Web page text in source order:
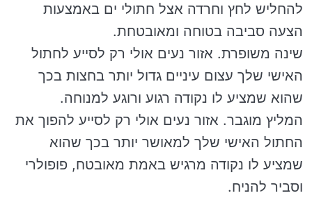
להחליש לחץ וחרדה אצל חתולי ים באמצעות
הצעה סביבה בטוחה ומאובטחת.
שינה משופרת. אזור נעים אולי רק לסייע לחתול
האישי שלך עצום עיניים גדול יותר בחצות בכך
שהוא שמציע לו נקודה רגוע ורוגע למנוחה.
המליץ מוגבר. אזור נעים אולי רק לסייע להפוך את
החתול האישי שלך למאושר יותר בכך שהוא
שמציע לו נקודה מרגיש באמת מאובטח, פופולרי
וסביר להניח.